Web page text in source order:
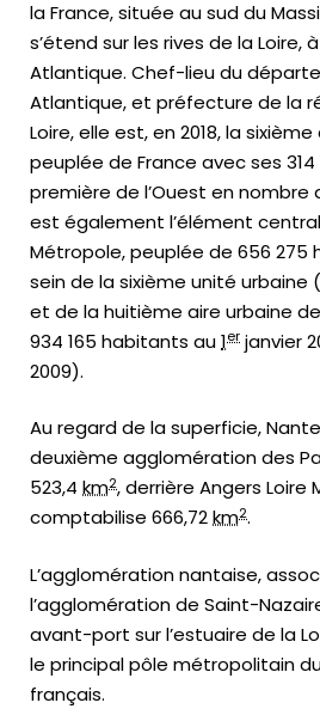
la France, située au sud du
s’étend sur les rives de la Loire,
Atlantique. Chef-lieu du
Atlantique, et préfecture de la
Loire, elle est, en 2018, la
peuplée de France avec ses
première de l’Ouest en nombre
est également l’élément
Métropole, peuplée de 656 275
sein de la sixième unité urbaine
et de la huitième aire urbaine
934 165 habitants au1er janvier
2009).
Au regard de la superficie,
deuxième agglomération des
523,4 km2, derrière Angers Loire
comptabilise 666,72km2.
L’agglomération nantaise,
l’agglomération de Saint-
avant-port sur l’estuaire de la
le principal pôle métropolitain
français.